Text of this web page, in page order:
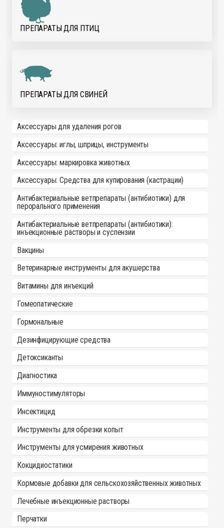
ПРЕПАРАТЫ ДЛЯ ПТИЦ
ПРЕПАРАТЫ ДЛЯ СВИНЕЙ
Аксессуары для удаления рогов
Аксессуары: иглы, шприцы, инструменты
Аксессуары: маркировка животных
Аксессуары: Средства для купирования (кастрации)
Антибактериальные ветпрепараты (антибиотики) для
перорального применения
Антибактериальные ветпрепараты (антибиотики):
инъекционные растворы и суспензии
Вакцины
Ветеринарные инструменты для акушерства
Витамины для инъекций
Гомеопатические
Гормональные
Дезинфицирующие средства
Детоксиканты
Диагностика
Иммуностимуляторы
Инсектицид
Инструменты для обрезки копыт
Инструменты для усмирения животных
Кокцидиостатики
Кормовые добавки для сельскохозяйственных животных
Лечебные инъекционные растворы
Перчатки